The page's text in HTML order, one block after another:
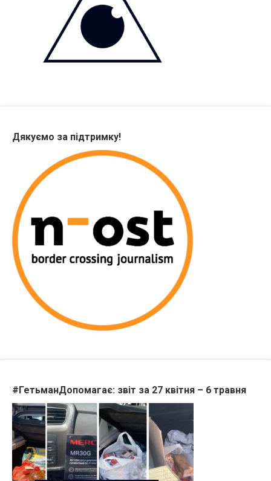
Дякуємо за підтримку!
#ГетьманДопомагає: звіт за 27 квітня – 6 травня